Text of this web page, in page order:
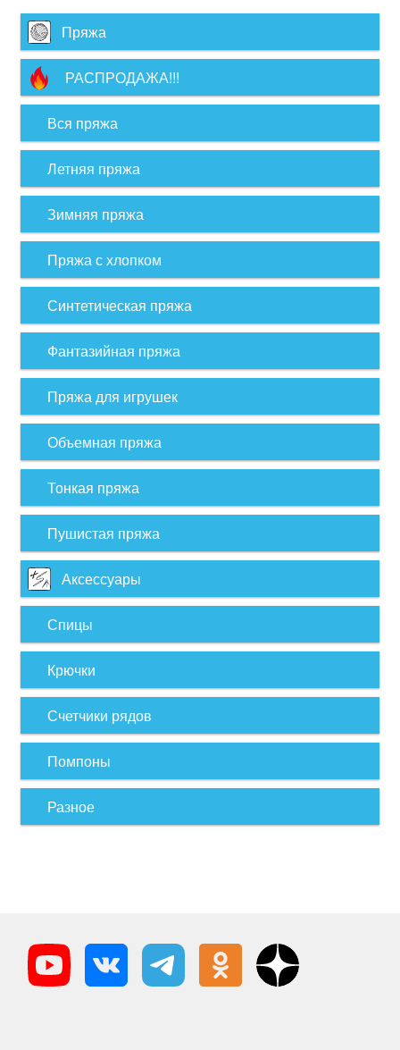
Пряжа
РАСПРОДАЖА!!!
Вся пряжа
Летняя пряжа
Зимняя пряжа
Пряжа с хлопком
Синтетическая пряжа
Фантазийная пряжа
Пряжа для игрушек
Объемная пряжа
Тонкая пряжа
Пушистая пряжа
Аксессуары
Спицы
Крючки
Счетчики рядов
Помпоны
Разное